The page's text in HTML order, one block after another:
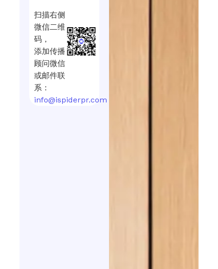
扫描右侧
微信二维
码，
添加传播
顾问微信
或邮件联
系：
info@ispiderpr.com